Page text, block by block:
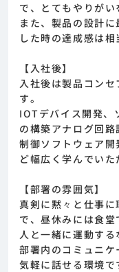
で、とてもやりがい
また、製品の設計
した時の達成感は相
【入社後】
入社後は製品コン
す。
IOTデバイス開発、
の構築アナログ回
制御ソフトウェア
ど幅広く学んでいた
【部署の雰囲気】
真剣に黙々と仕事
で、昼休みには食
人と一緒に運動する
部署内のコミュニケ
気軽に話せる環境で